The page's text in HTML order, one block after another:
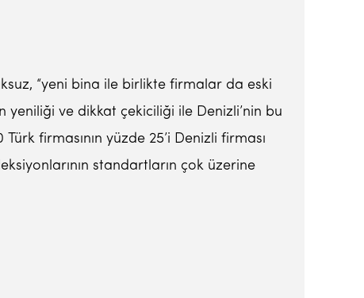
“yeni bina ile birlikte firmalar da eski
ve dikkat çekiciliği ile Denizli’nin bu
firmasının yüzde 25’i Denizli firması
standartların çok üzerine